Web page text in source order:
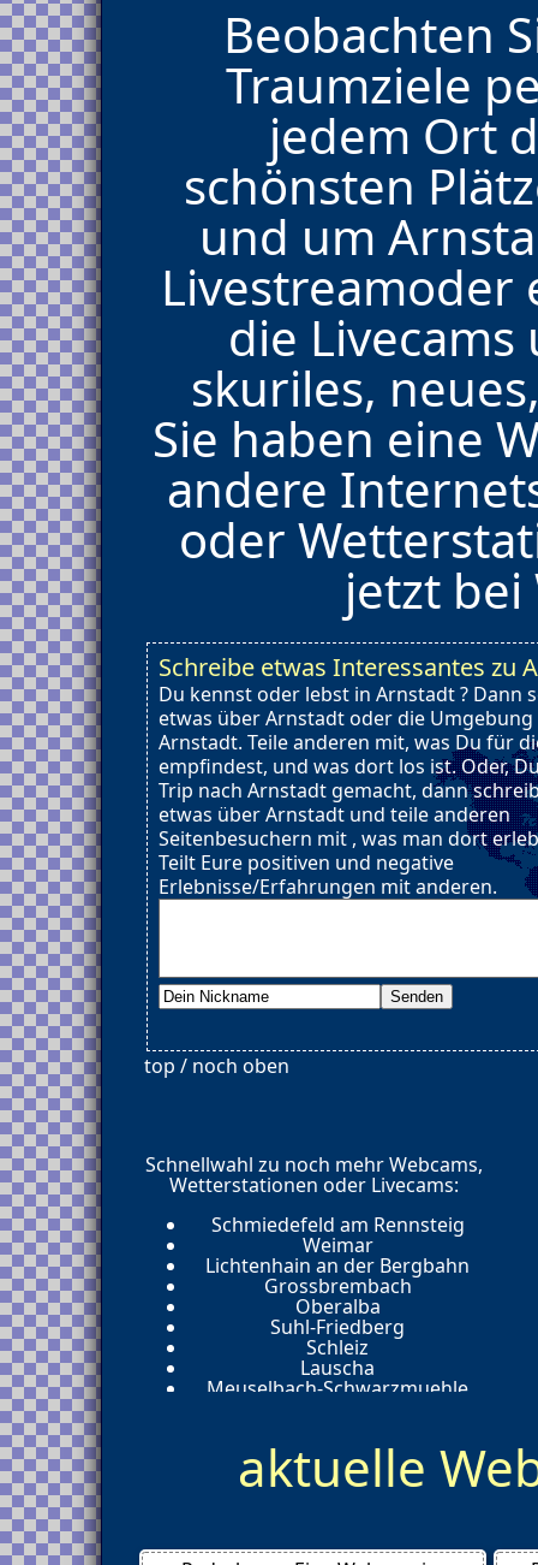
Beobachten
Traumziele
jedem Ort
schönsten
und um
Livestreamoder
die
skuriles,
Sie haben eine
andere
oder
jetzt
Schreibe etwas Interessantes zu
Du kennst oder lebst in Arnstadt ? Dann
etwas über Arnstadt oder die Umgebung
Arnstadt. Teile anderen mit, was Du für
empfindest, und was dort los ist. Oder,
Trip nach Arnstadt gemacht, dann
etwas über Arnstadt und teile anderen
Seitenbesuchern mit , was man dort
Teilt Eure positiven und negative
Erlebnisse/Erfahrungen mit anderen.
top / noch oben
Schnellwahl zu noch mehr Webcams,
Wetterstationen oder Livecams:
Schmiedefeld am Rennsteig
Weimar
Lichtenhain an der Bergbahn
Grossbrembach
Oberalba
Suhl-Friedberg
Schleiz
Lauscha
Meuselbach-Schwarzmuehle
Irchwitz
Steinbach Hallenberg
Erfurt
aktuelle